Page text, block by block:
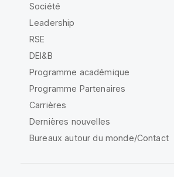
Société
Leadership
RSE
DEI&B
Programme académique
Programme Partenaires
Carrières
Dernières nouvelles
Bureaux autour du monde/Contact